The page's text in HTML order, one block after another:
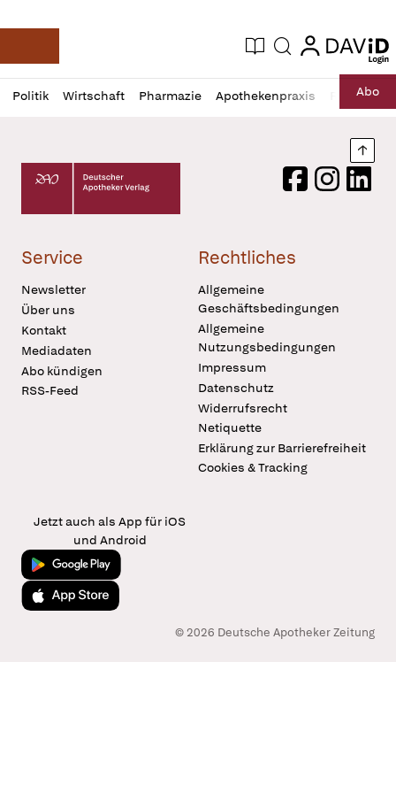
Deutsche Apotheker Zeitung
Aktuelle Ausgabe
Suche login
login
Politik Wirtschaft Pharmazie Apothekenpraxis RechtAbo
Profil
öffnen
Daz
Pur
Deutscher Apotheker Verlag Logo
FacebookInstagram
Service
Newsletter
Über uns
Kontakt
Mediadaten
Abo kündigen
RSS-Feed
Rechtliches
Allgemeine
Geschäftsbedingungen
Allgemeine
Nutzungsbedingungen
Impressum
Datenschutz
Widerrufsrecht
Netiquette
Erklärung zur Barrierefreiheit
Cookies & Tracking
Jetzt auch als App für iOS
und Android
Jetzt bei Google Play
Laden im App Store
© 2026 Deutsche Apotheker Zeitung